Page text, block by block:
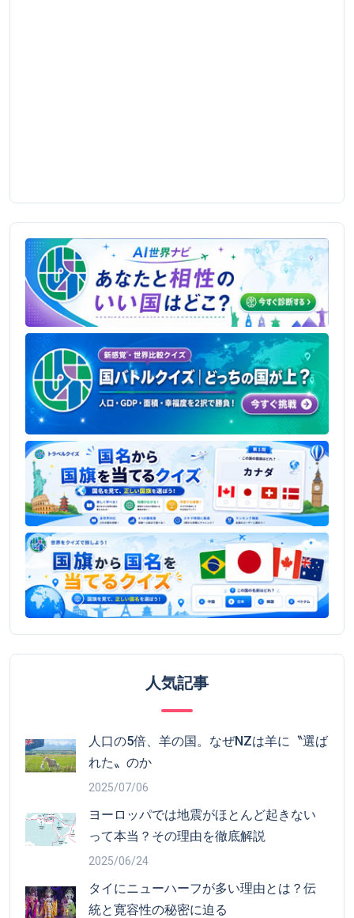
人気記事
人口の5倍、羊の国。なぜNZは羊に〝選ば
れた〟のか
2025/07/06
ヨーロッパでは地震がほとんど起きない
って本当？その理由を徹底解説
2025/06/24
タイにニューハーフが多い理由とは？伝
統と寛容性の秘密に迫る